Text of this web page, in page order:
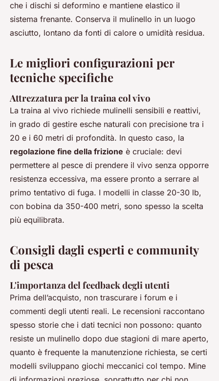
che i dischi si deformino e mantiene elastico il
sistema frenante. Conserva il mulinello in un luogo
asciutto, lontano da fonti di calore o umidità residua.
Le migliori configurazioni per
tecniche specifiche
Attrezzatura per la traina col vivo
La traina al vivo richiede mulinelli sensibili e reattivi,
in grado di gestire esche naturali con precisione tra i
20 e i 60 metri di profondità. In questo caso, la
regolazione fine della frizione è cruciale: devi
permettere al pesce di prendere il vivo senza opporre
resistenza eccessiva, ma essere pronto a serrare al
primo tentativo di fuga. I modelli in classe 20-30 lb,
con bobina da 350-400 metri, sono spesso la scelta
più equilibrata.
Consigli dagli esperti e community
di pesca
L'importanza del feedback degli utenti
Prima dell’acquisto, non trascurare i forum e i
commenti degli utenti reali. Le recensioni raccontano
spesso storie che i dati tecnici non possono: quanto
resiste un mulinello dopo due stagioni di mare aperto,
quanto è frequente la manutenzione richiesta, se certi
modelli sviluppano giochi meccanici col tempo. Mine